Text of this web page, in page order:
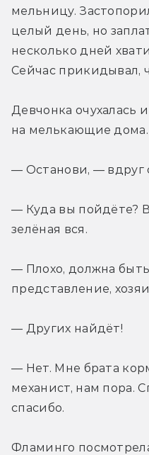
мельницу.
целый день, но
несколько дней
Сейчас прикидывал,
Девчонка очухалась
на мелькающие дома.
— Останови, — вдруг
— Куда вы пойдёте?
зелёная вся.
— Плохо, должна
представление,
— Других найдёт!
— Нет. Мне брата
механист, нам пора.
спасибо.
Фламинго